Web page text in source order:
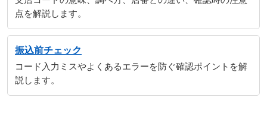
点を解説します。
振込前チェック
コード入力ミスやよくあるエラーを防ぐ確認ポイントを解
説します。